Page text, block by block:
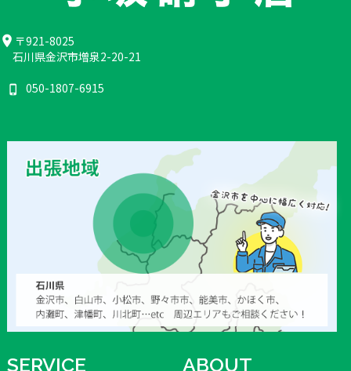
location_on 〒921-8025
石川県金沢市増泉2-20-21
phone_iphone 050-1807-6915
SERVICE ABOUT